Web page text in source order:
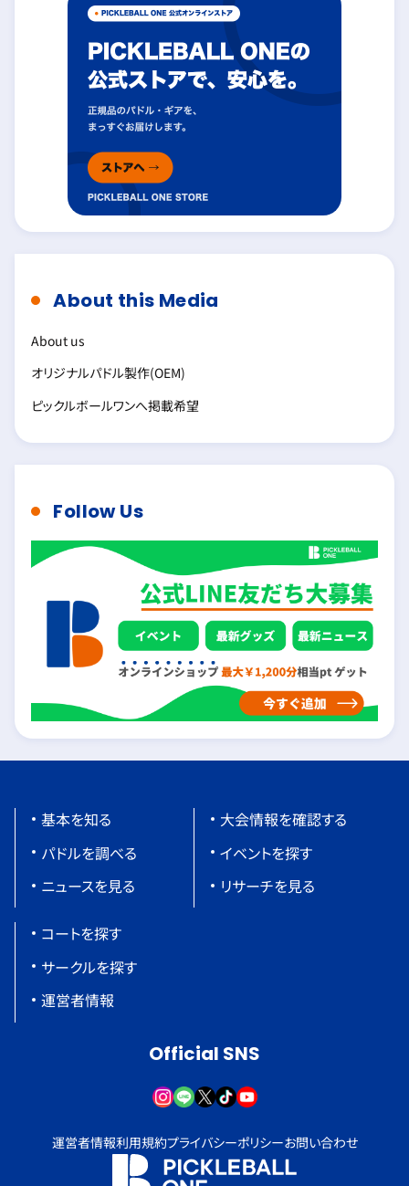
About this Media
About us
オリジナルパドル製作(OEM)
ピックルボールワンへ掲載希望
Follow Us
基本を知る
パドルを調べる
ニュースを見る
大会情報を確認する
イベントを探す
リサーチを見る
コートを探す
サークルを探す
運営者情報
Official SNS
運営者情報利用規約プライバシーポリシーお問い合わせ